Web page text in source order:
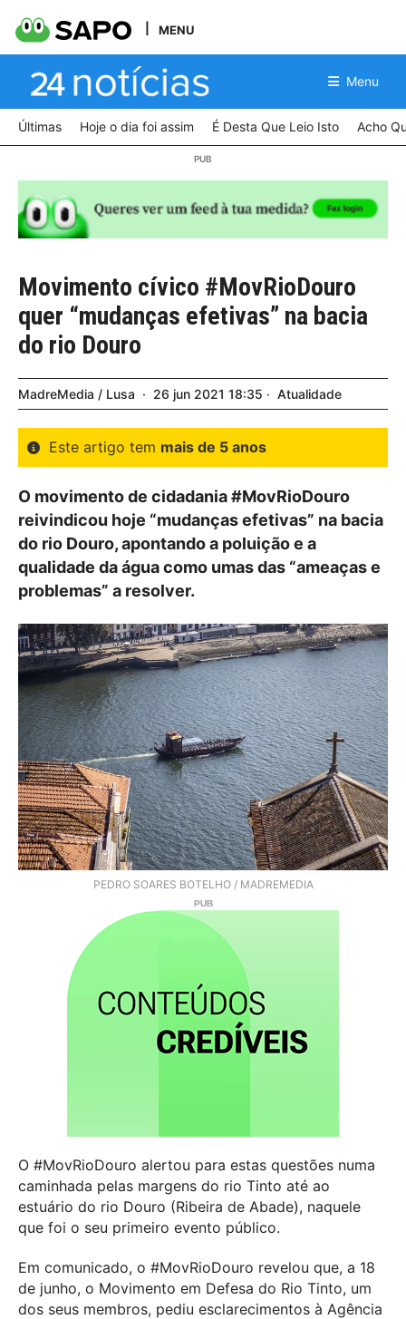
MENU
Menu
Últimas Hoje o dia foi assim É Desta Que Leio Isto Acho
Movimento cívico #MovRioDouro
quer “mudanças efetivas” na bacia
do rio Douro
MadreMedia / Lusa 26 jun 2021 18:35 Atualidade
Este artigo tem mais de 5 anos
O movimento de cidadania #MovRioDouro
reivindicou hoje “mudanças efetivas” na bacia
do rio Douro, apontando a poluição e a
qualidade da água como umas das “ameaças e
problemas” a resolver.
PEDRO SOARES BOTELHO / MADREMEDIA
O #MovRioDouro alertou para estas questões numa
caminhada pelas margens do rio Tinto até ao
estuário do rio Douro (Ribeira de Abade), naquele
que foi o seu primeiro evento público.
Em comunicado, o #MovRioDouro revelou que, a 18
de junho, o Movimento em Defesa do Rio Tinto, um
dos seus membros, pediu esclarecimentos à Agência